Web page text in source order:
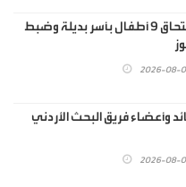
‏التنمية الاجتماعية: التحاق 9 أطفال بأسر بديلة وضبط
2026-08-
وأعضاء فريق البحث الأردني
2026-08-